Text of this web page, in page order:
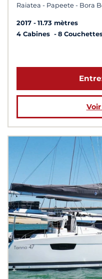
Raiatea - Papeete - Bora
2017
11.73 mètres
4 Cabines
8